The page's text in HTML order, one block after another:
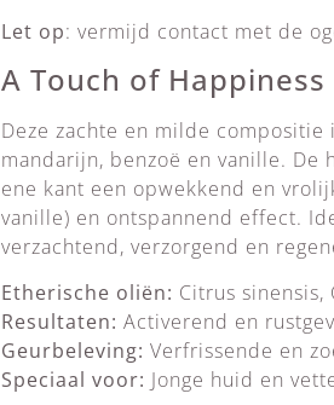
Let op: vermijd contact met de
A Touch of Happiness
Deze zachte en milde
mandarijn, benzoë en vanille. De
ene kant een opwekkend en
vanille) en ontspannend effect.
verzachtend, verzorgend en
Etherische oliën: Citrus sinensis,
Resultaten: Activerend en
Geurbeleving: Verfrissende en
Speciaal voor: Jonge huid en